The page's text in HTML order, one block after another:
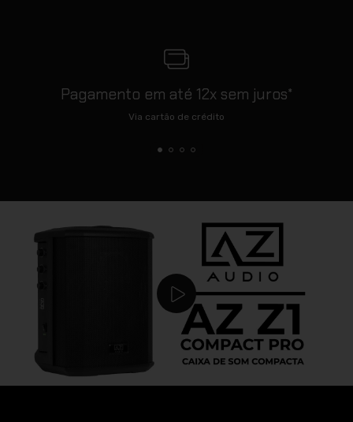
Pagamento em até 12x sem juros*
Via cartão de crédito